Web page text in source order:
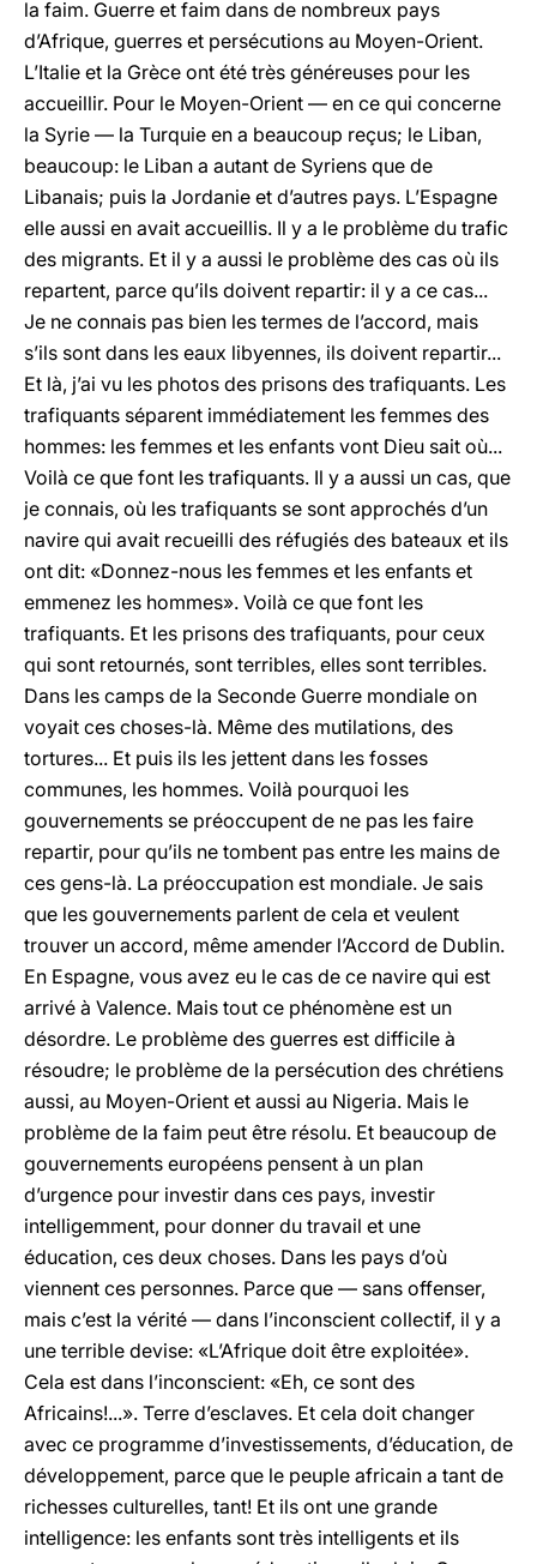
la faim. Guerre et faim dans de nombreux pays
d’Afrique, guerres et persécutions au Moyen-Orient.
L’Italie et la Grèce ont été très généreuses pour les
accueillir. Pour le Moyen-Orient — en ce qui concerne
la Syrie — la Turquie en a beaucoup reçus; le Liban,
beaucoup: le Liban a autant de Syriens que de
Libanais; puis la Jordanie et d’autres pays. L’Espagne
elle aussi en avait accueillis. Il y a le problème du trafic
des migrants. Et il y a aussi le problème des cas où ils
repartent, parce qu’ils doivent repartir: il y a ce cas...
Je ne connais pas bien les termes de l’accord, mais
s’ils sont dans les eaux libyennes, ils doivent repartir...
Et là, j’ai vu les photos des prisons des trafiquants. Les
trafiquants séparent immédiatement les femmes des
hommes: les femmes et les enfants vont Dieu sait où...
Voilà ce que font les trafiquants. Il y a aussi un cas, que
je connais, où les trafiquants se sont approchés d’un
navire qui avait recueilli des réfugiés des bateaux et ils
ont dit: «Donnez-nous les femmes et les enfants et
emmenez les hommes». Voilà ce que font les
trafiquants. Et les prisons des trafiquants, pour ceux
qui sont retournés, sont terribles, elles sont terribles.
Dans les camps de la Seconde Guerre mondiale on
voyait ces choses-là. Même des mutilations, des
tortures... Et puis ils les jettent dans les fosses
communes, les hommes. Voilà pourquoi les
gouvernements se préoccupent de ne pas les faire
repartir, pour qu’ils ne tombent pas entre les mains de
ces gens-là. La préoccupation est mondiale. Je sais
que les gouvernements parlent de cela et veulent
trouver un accord, même amender l’Accord de Dublin.
En Espagne, vous avez eu le cas de ce navire qui est
arrivé à Valence. Mais tout ce phénomène est un
désordre. Le problème des guerres est difficile à
résoudre; le problème de la persécution des chrétiens
aussi, au Moyen-Orient et aussi au Nigeria. Mais le
problème de la faim peut être résolu. Et beaucoup de
gouvernements européens pensent à un plan
d’urgence pour investir dans ces pays, investir
intelligemment, pour donner du travail et une
éducation, ces deux choses. Dans les pays d’où
viennent ces personnes. Parce que — sans offenser,
mais c’est la vérité — dans l’inconscient collectif, il y a
une terrible devise: «L’Afrique doit être exploitée».
Cela est dans l’inconscient: «Eh, ce sont des
Africains!...». Terre d’esclaves. Et cela doit changer
avec ce programme d’investissements, d’éducation, de
développement, parce que le peuple africain a tant de
richesses culturelles, tant! Et ils ont une grande
intelligence: les enfants sont très intelligents et ils